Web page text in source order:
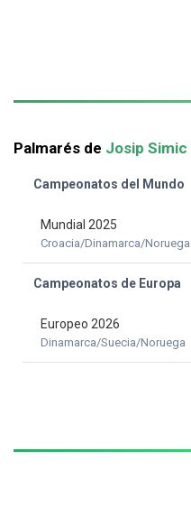
Palmarés de Josip Simic
Campeonatos del Mundo
Mundial 2025
Croacia/Dinamarca/Noruega
Campeonatos de Europa
Europeo 2026
Dinamarca/Suecia/Noruega